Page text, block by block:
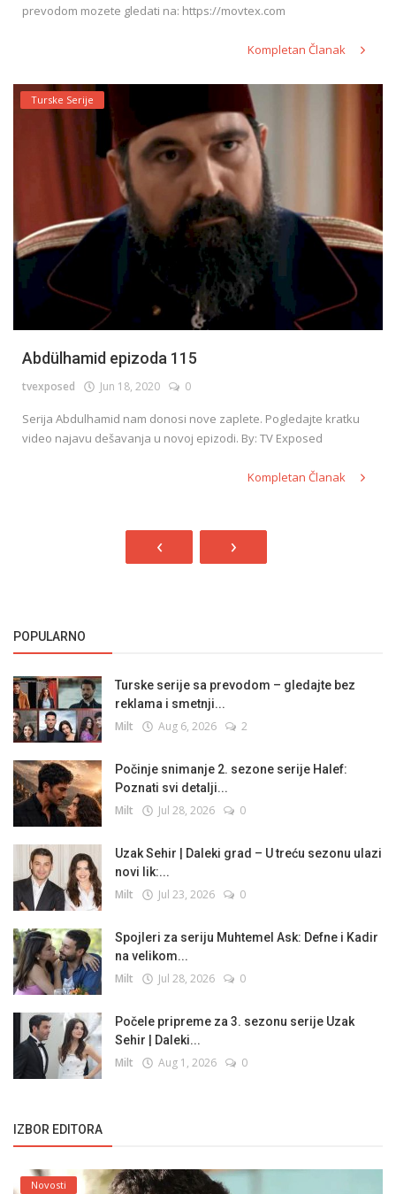
prevodom mozete gledati na: https://movtex.com
Kompletan Članak
Turske Serije
Abdülhamid epizoda 115
tvexposed Jun 18, 2020 0
Serija Abdulhamid nam donosi nove zaplete. Pogledajte kratku
video najavu dešavanja u novoj epizodi. By: TV Exposed
Kompletan Članak
‹ ›
POPULARNO
Turske serije sa prevodom – gledajte bez
reklama i smetnji...
Milt Aug 6, 2026 2
Počinje snimanje 2. sezone serije Halef:
Poznati svi detalji...
Milt Jul 28, 2026 0
Uzak Sehir | Daleki grad – U treću sezonu ulazi
novi lik:...
Milt Jul 23, 2026 0
Spojleri za seriju Muhtemel Ask: Defne i Kadir
na velikom...
Milt Jul 28, 2026 0
Počele pripreme za 3. sezonu serije Uzak
Sehir | Daleki...
Milt Aug 1, 2026 0
IZBOR EDITORA
Novosti